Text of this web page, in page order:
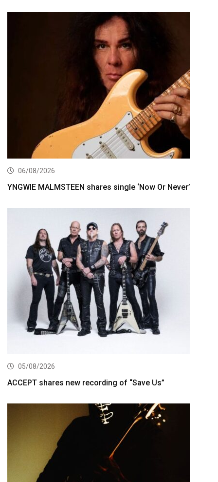
06/08/2026
YNGWIE MALMSTEEN shares single ‘Now Or Never’
05/08/2026
ACCEPT shares new recording of “Save Us”